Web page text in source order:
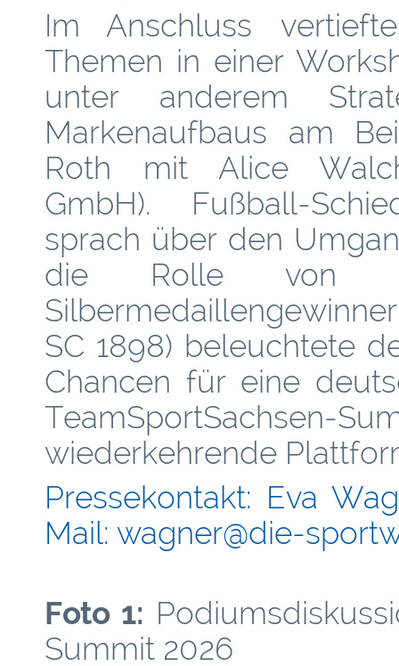
Im Anschluss
Themen in einer
unter anderem
Markenaufbaus am
Roth mit Alice
GmbH). Fußball-
sprach über den
die Rolle von
SC 1898) beleuchtete
Chancen für eine
wiederkehrende
Pressekontakt: Eva
Mail: wagner@­die-
Foto 1:
Summit 2026